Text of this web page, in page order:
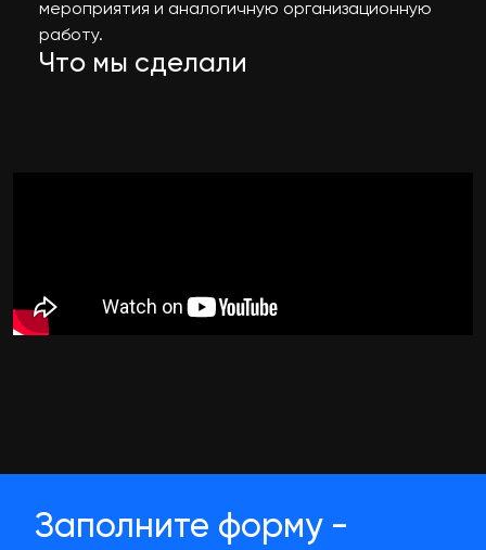
мероприятия и аналогичную организационную
работу.
Что мы сделали
Заполните форму -